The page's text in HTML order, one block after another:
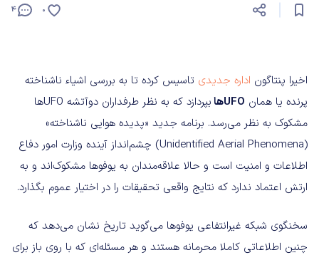
4 0
اخیرا پنتاگون اداره جدیدی تاسیس کرده تا به بررسی اشیاء ناشناخته
پرنده یا همان UFOها
بپردازد که به نظر طرفداران دوآتشه UFOها
مشکوک به نظر می‌رسد. برنامه جدید «پدیده هوایی ناشناخته»
(Unidentified Aerial Phenomena) چشم‌انداز آینده وزارت امور دفاع
اطلاعات و امنیت است و حالا علاقه‌مندان به یوفوها مشکوک‌اند و به
ارتش اعتماد ندارد که نتایج واقعی تحقیقات را در اختیار عموم بگذارد.
سخنگوی شبکه غیرانتفاعی یوفوها می‌گوید تاریخ نشان می‌دهد که
چنین اطلاعاتی کاملا محرمانه هستند و هر مسئله‌ای که با روی باز برای